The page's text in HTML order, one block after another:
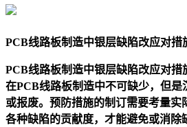
PCB线路板制造中银层缺陷改应对措
PCB线路板制造中银层缺陷改应对措
在PCB线路板制造中不可缺少，但是
或报废。预防措施的制订需要考量实
各种缺陷的贡献度，才能避免或消除